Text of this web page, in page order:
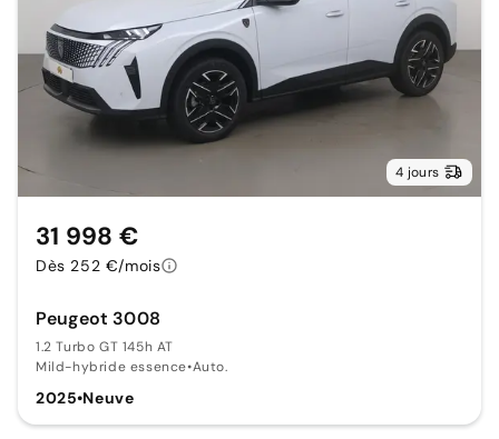
4 jours
Peugeot 3008
1.2 Turbo GT 145h AT
Mild-hybride essence•Auto.
2025•Neuve
31 998 €
Dès 252 €/mois